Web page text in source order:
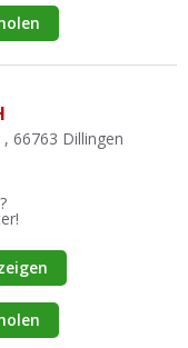
66763 Dillingen